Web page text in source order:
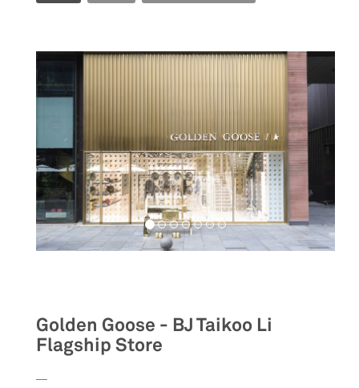
Golden Goose - BJ Taikoo Li
Flagship Store